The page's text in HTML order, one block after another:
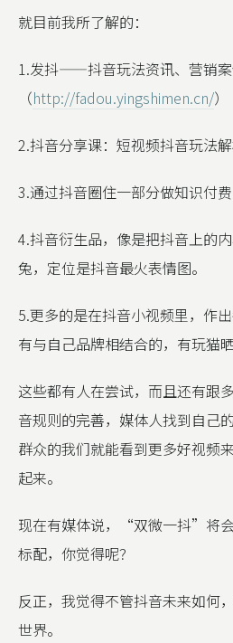
就目前我所了解的：
1.发抖——抖音玩法资讯、营销
（http://fadou.yingshimen.cn/）
2.抖音分享课：短视频抖音玩法
3.通过抖音圈住一部分做知识付费
4.抖音衍生品，像是把抖音上的
兔，定位是抖音最火表情图。
5.更多的是在抖音小视频里，作
有与自己品牌相结合的，有玩猫
这些都有人在尝试，而且还有跟
音规则的完善，媒体人找到自己
群众的我们就能看到更多好视频
起来。
现在有媒体说，“双微一抖”将
标配，你觉得呢？
反正，我觉得不管抖音未来如何
世界。